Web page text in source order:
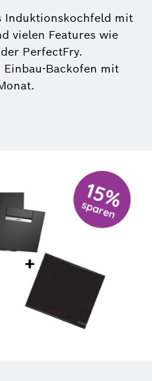
Induktionskochfeld mit
vielen Features wie
PerfectFry.
Backofen mit